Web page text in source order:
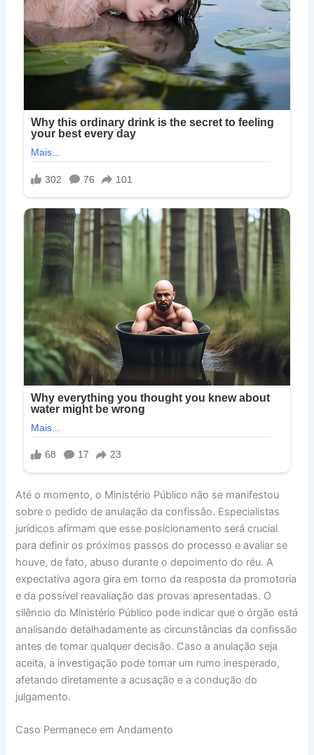
Até o momento, o Ministério Público não se manifestou
sobre o pedido de anulação da confissão. Especialistas
jurídicos afirmam que esse posicionamento será crucial
para definir os próximos passos do processo e avaliar se
houve, de fato, abuso durante o depoimento do réu. A
expectativa agora gira em torno da resposta da promotoria
e da possível reavaliação das provas apresentadas. O
silêncio do Ministério Público pode indicar que o órgão está
analisando detalhadamente as circunstâncias da confissão
antes de tomar qualquer decisão. Caso a anulação seja
aceita, a investigação pode tomar um rumo inesperado,
afetando diretamente a acusação e a condução do
julgamento.
Caso Permanece em Andamento